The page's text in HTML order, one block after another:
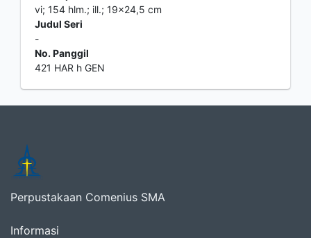
vi; 154 hlm.; ill.; 19x24,5 cm
Judul Seri
-
No. Panggil
421 HAR h GEN
Perpustakaan Comenius SMA
Informasi